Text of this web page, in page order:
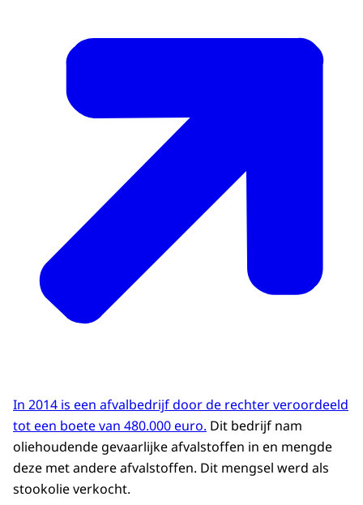
In 2014 is een afvalbedrijf door de rechter veroordeeld
tot een boete van 480.000 euro. Dit bedrijf nam
oliehoudende gevaarlijke afvalstoffen in en mengde
deze met andere afvalstoffen. Dit mengsel werd als
stookolie verkocht.